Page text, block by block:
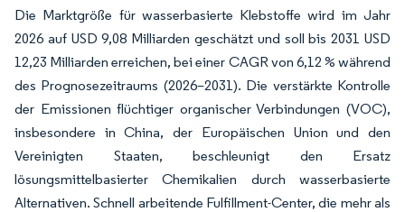
Die Marktgröße für wasserbasierte Klebstoffe wird im Jahr
2026 auf USD 9,08 Milliarden geschätzt und soll bis 2031 USD
12,23 Milliarden erreichen, bei einer CAGR von 6,12 % während
des Prognosezeitraums (2026–2031). Die verstärkte Kontrolle
der Emissionen flüchtiger organischer Verbindungen (VOC),
insbesondere in China, der Europäischen Union und den
Vereinigten Staaten, beschleunigt den Ersatz
lösungsmittelbasierter Chemikalien durch wasserbasierte
Alternativen. Schnell arbeitende Fulfillment-Center, die mehr als